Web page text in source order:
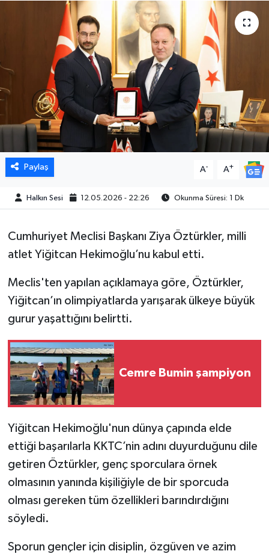
Paylaş A- A+
Halkın Sesi 12.05.2026 - 22:26 Okunma Süresi: 1 Dk
Cumhuriyet Meclisi Başkanı Ziya Öztürkler, milli
atlet Yiğitcan Hekimoğlu’nu kabul etti.
Meclis'ten yapılan açıklamaya göre, Öztürkler,
Yiğitcan’ın olimpiyatlarda yarışarak ülkeye büyük
gurur yaşattığını belirtti.
Cemre Bumin şampiyon
Yiğitcan Hekimoğlu'nun dünya çapında elde
ettiği başarılarla KKTC’nin adını duyurduğunu dile
getiren Öztürkler, genç sporculara örnek
olmasının yanında kişiliğiyle de bir sporcuda
olması gereken tüm özellikleri barındırdığını
söyledi.
Sporun gençler için disiplin, özgüven ve azim